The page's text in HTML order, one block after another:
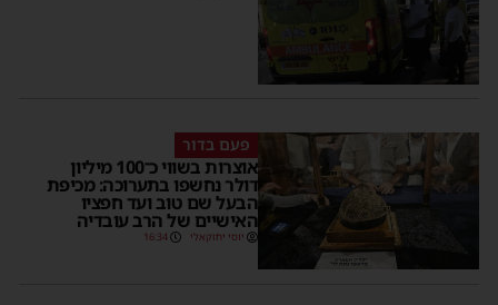
פעם בדור
אוצרות בשווי כ־100 מיליון
דולר נחשפו בתערוכה: מכיפת
הבעל שם טוב ועד חפציו
האישיים של הרב עובדיה
יוסי יחזקאלי 16:34